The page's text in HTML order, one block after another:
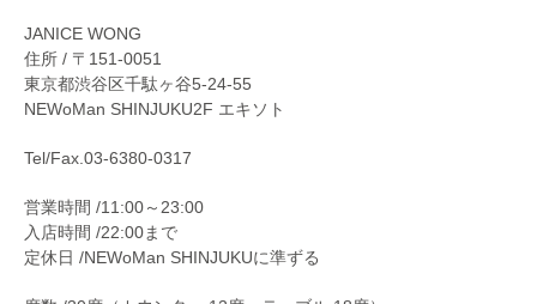
JANICE WONG
住所 / 〒151-0051
東京都渋谷区千駄ヶ谷5-24-55
NEWoMan SHINJUKU2F エキソト
Tel/Fax.03-6380-0317
営業時間 /11:00～23:00
入店時間 /22:00まで
定休日 /NEWoMan SHINJUKUに準ずる